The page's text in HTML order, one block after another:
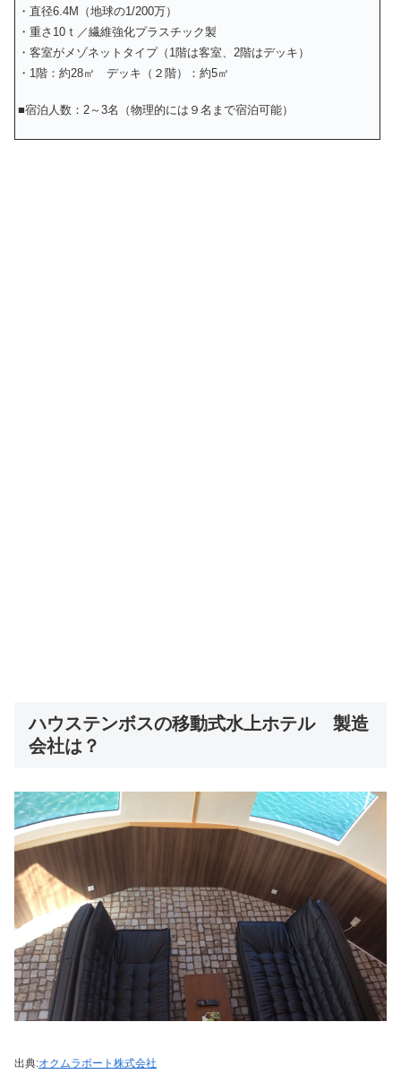
・直径6.4M（地球の1/200万）
・重さ10ｔ／繊維強化プラスチック製
・客室がメゾネットタイプ（1階は客室、2階はデッキ）
・1階：約28㎡ デッキ（２階）：約5㎡
■宿泊人数：2～3名（物理的には９名まで宿泊可能）
ハウステンボスの移動式水上ホテル 製造
会社は？
出典:オクムラボート株式会社